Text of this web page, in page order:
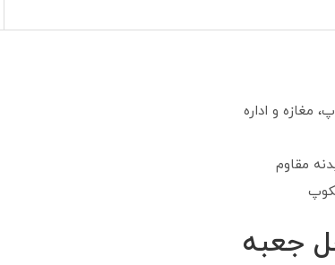
مغازه و اداره
مقاوم
جعبه